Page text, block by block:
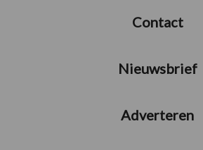
Contact
Nieuwsbrief
Adverteren